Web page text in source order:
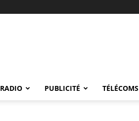
RADIO PUBLICITÉ TÉLÉCOMS